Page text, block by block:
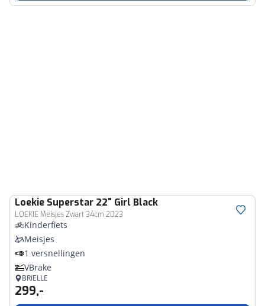
Loekie Superstar 22" Girl Black
LOEKIE Meisjes Zwart 34cm 2023
Kinderfiets
Meisjes
1 versnellingen
VBrake
BRIELLE
299,-